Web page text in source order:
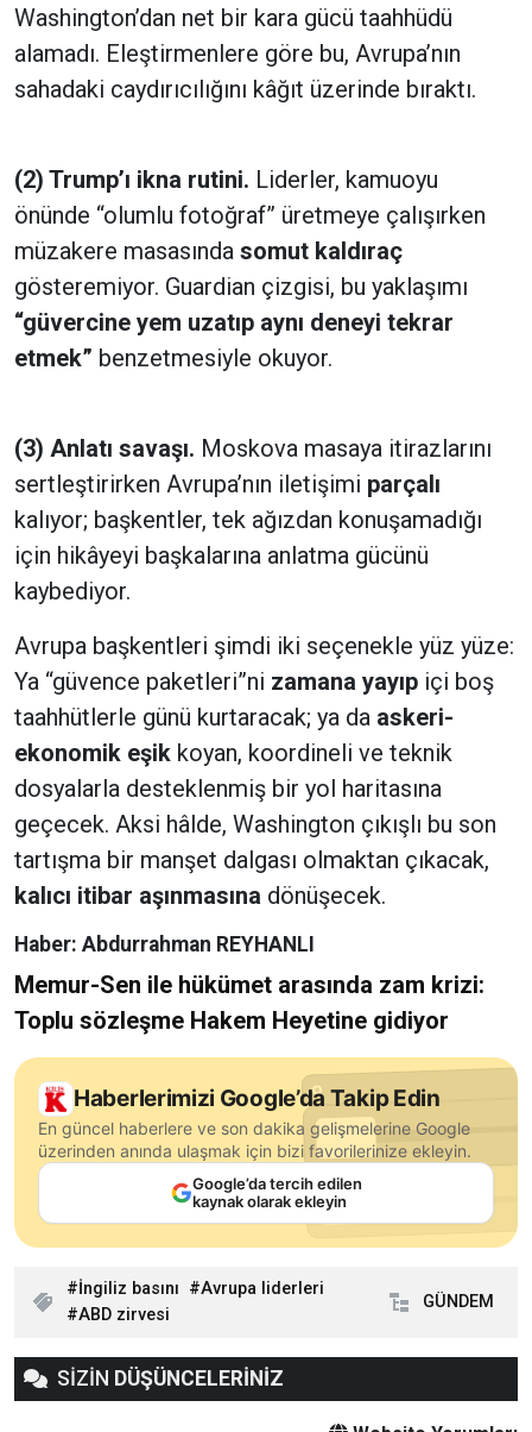
Washington’dan net bir kara gücü taahhüdü
alamadı. Eleştirmenlere göre bu, Avrupa’nın
sahadaki caydırıcılığını kâğıt üzerinde bıraktı.
(2) Trump’ı ikna rutini. Liderler, kamuoyu
önünde “olumlu fotoğraf” üretmeye çalışırken
müzakere masasında somut kaldıraç
gösteremiyor. Guardian çizgisi, bu yaklaşımı
“güvercine yem uzatıp aynı deneyi tekrar
etmek” benzetmesiyle okuyor.
(3) Anlatı savaşı. Moskova masaya itirazlarını
sertleştirirken Avrupa’nın iletişimi parçalı
kalıyor; başkentler, tek ağızdan konuşamadığı
için hikâyeyi başkalarına anlatma gücünü
kaybediyor.
Avrupa başkentleri şimdi iki seçenekle yüz yüze:
Ya “güvence paketleri”ni zamana yayıp içi boş
taahhütlerle günü kurtaracak; ya da askeri-
ekonomik eşik koyan, koordineli ve teknik
dosyalarla desteklenmiş bir yol haritasına
geçecek. Aksi hâlde, Washington çıkışlı bu son
tartışma bir manşet dalgası olmaktan çıkacak,
kalıcı itibar aşınmasına dönüşecek.
Haber: Abdurrahman REYHANLI
Memur-Sen ile hükümet arasında zam krizi:
Toplu sözleşme Hakem Heyetine gidiyor
Haberlerimizi Google’da Takip Edin
En güncel haberlere ve son dakika gelişmelerine Google
üzerinden anında ulaşmak için bizi favorilerinize ekleyin.
Google’da tercih edilen
kaynak olarak ekleyin
İngiliz basını
Avrupa liderleri
ABD zirvesi
GÜNDEM
SİZİN DÜŞÜNCELERİNİZ